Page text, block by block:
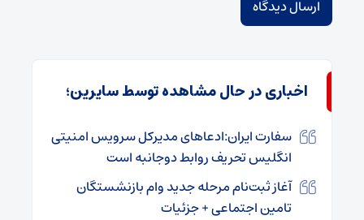
اخباری در حال مشاهده توسط سایرین؛
سفارت ایران:ادعاهای مدیرکل سرویس امنیتی
انگلیس تحریف روابط دوجانبه است
آغاز ثبت‌نام مرحله جدید وام بازنشستگان
تامین اجتماعی + جزئیات